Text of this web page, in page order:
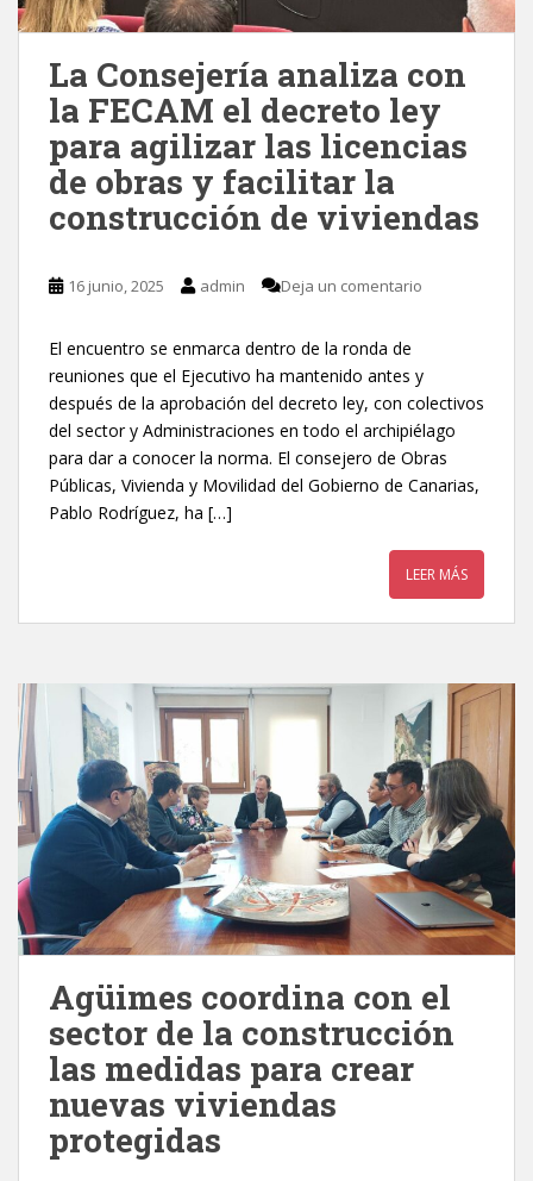
La Consejería analiza con
la FECAM el decreto ley
para agilizar las licencias
de obras y facilitar la
construcción de viviendas
16 junio, 2025 admin Deja un comentario
El encuentro se enmarca dentro de la ronda de
reuniones que el Ejecutivo ha mantenido antes y
después de la aprobación del decreto ley, con colectivos
del sector y Administraciones en todo el archipiélago
para dar a conocer la norma. El consejero de Obras
Públicas, Vivienda y Movilidad del Gobierno de Canarias,
Pablo Rodríguez, ha […]
LEER MÁS
Agüimes coordina con el
sector de la construcción
las medidas para crear
nuevas viviendas
protegidas